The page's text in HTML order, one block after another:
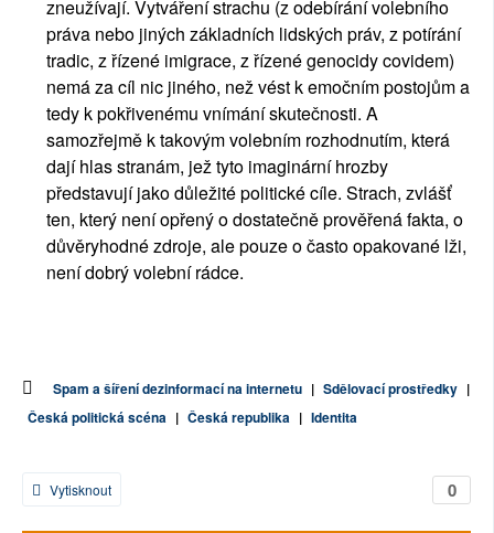
zneužívají. Vytváření strachu (z odebírání volebního
práva nebo jiných základních lidských práv, z potírání
tradic, z řízené imigrace, z řízené genocidy covidem)
nemá za cíl nic jiného, než vést k emočním postojům a
tedy k pokřivenému vnímání skutečnosti. A
samozřejmě k takovým volebním rozhodnutím, která
dají hlas stranám, jež tyto imaginární hrozby
představují jako důležité politické cíle. Strach, zvlášť
ten, který není opřený o dostatečně prověřená fakta, o
důvěryhodné zdroje, ale pouze o často opakované lži,
není dobrý volební rádce.
Spam a šíření dezinformací na internetu | Sdělovací prostředky |
Česká politická scéna | Česká republika | Identita
0
Vytisknout